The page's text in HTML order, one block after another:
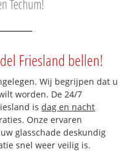
Techum!
Friesland bellen!
Wij begrijpen dat u
worden. De 24/7
isdag en nacht
Onze ervaren
glasschade deskundig
snel weer veilig is.